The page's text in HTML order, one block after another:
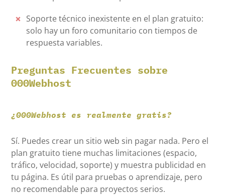
Soporte técnico inexistente en el plan gratuito:
solo hay un foro comunitario con tiempos de
respuesta variables.
Preguntas Frecuentes sobre
000Webhost
¿000Webhost es realmente gratis?
Sí. Puedes crear un sitio web sin pagar nada. Pero el
plan gratuito tiene muchas limitaciones (espacio,
tráfico, velocidad, soporte) y muestra publicidad en
tu página. Es útil para pruebas o aprendizaje, pero
no recomendable para proyectos serios.